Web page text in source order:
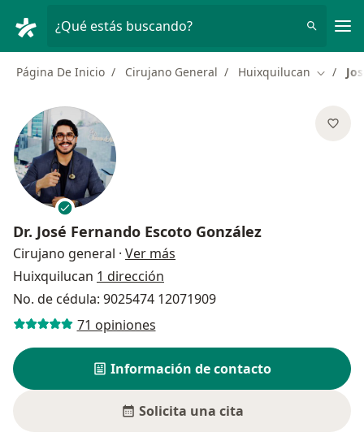
¿Qué estás buscando?
Página De Inicio Cirujano General Huixquilucan
Dr. José Fernando Escoto González
Cirujano general · Ver más
Huixquilucan 1 dirección
No. de cédula: 9025474 12071909
71 opiniones
Información de contacto
Solicita una cita